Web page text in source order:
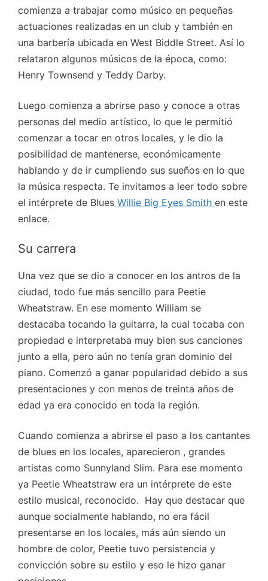
comienza a trabajar como músico en pequeñas
actuaciones realizadas en un club y también en
una barbería ubicada en West Biddle Street. Así lo
relataron algunos músicos de la época, como:
Henry Townsend y Teddy Darby.
Luego comienza a abrirse paso y conoce a otras
personas del medio artístico, lo que le permitió
comenzar a tocar en otros locales, y le dio la
posibilidad de mantenerse, económicamente
hablando y de ir cumpliendo sus sueños en lo que
la música respecta. Te invitamos a leer todo sobre
el intérprete de Blues Willie Big Eyes Smith en este
enlace.
Su carrera
Una vez que se dio a conocer en los antros de la
ciudad, todo fue más sencillo para Peetie
Wheatstraw. En ese momento William se
destacaba tocando la guitarra, la cual tocaba con
propiedad e interpretaba muy bien sus canciones
junto a ella, pero aún no tenía gran dominio del
piano. Comenzó a ganar popularidad debido a sus
presentaciones y con menos de treinta años de
edad ya era conocido en toda la región.
Cuando comienza a abrirse el paso a los cantantes
de blues en los locales, aparecieron , grandes
artistas como Sunnyland Slim. Para ese momento
ya Peetie Wheatstraw era un intérprete de este
estilo musical, reconocido. Hay que destacar que
aunque socialmente hablando, no era fácil
presentarse en los locales, más aún siendo un
hombre de color, Peetie tuvo persistencia y
convicción sobre su estilo y eso le hizo ganar